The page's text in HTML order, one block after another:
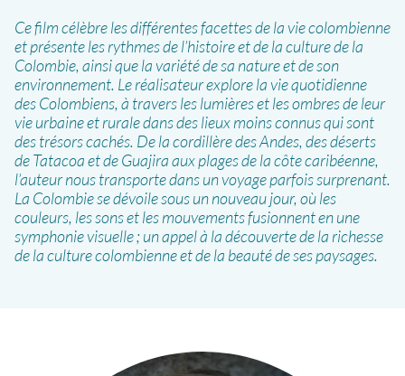
Ce film célèbre les différentes facettes de la vie colombienne
et présente les rythmes de l’histoire et de la culture de la
Colombie, ainsi que la variété de sa nature et de son
environnement. Le réalisateur explore la vie quotidienne
des Colombiens, à travers les lumières et les ombres de leur
vie urbaine et rurale dans des lieux moins connus qui sont
des trésors cachés. De la cordillère des Andes, des déserts
de Tatacoa et de Guajira aux plages de la côte caribéenne,
l’auteur nous transporte dans un voyage parfois surprenant.
La Colombie se dévoile sous un nouveau jour, où les
couleurs, les sons et les mouvements fusionnent en une
symphonie visuelle ; un appel à la découverte de la richesse
de la culture colombienne et de la beauté de ses paysages.